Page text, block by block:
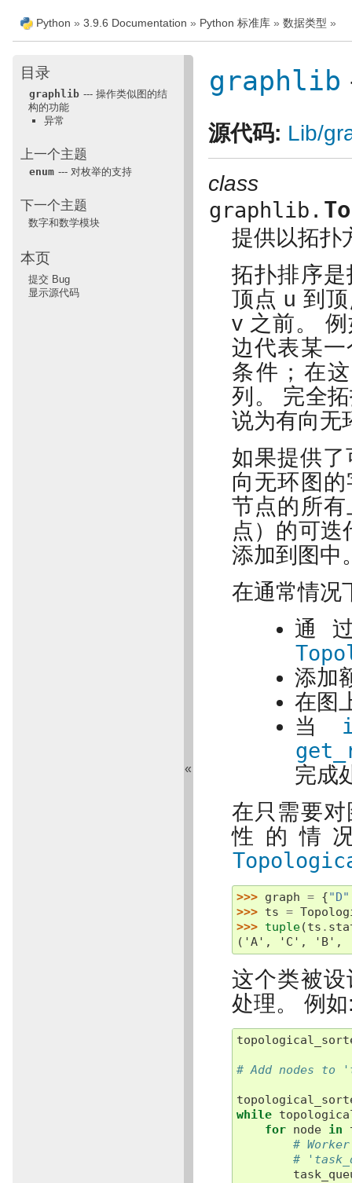
Python » 3.9.6 Documentation » Python 标准库 » 数据类型 »
graphlib
源代码: Lib/
class
graphlib.
提供以拓扑
拓扑排序
顶点 u 到
v 之前。
边代表某
条件；在
列。 完全
说为有向无
如果提供
向无环图
节点的所
点）的可
添加到图中
在通常情况
通
添加
在图
当
完成
在只需要
性的情
>>> graph = {"D"
>>> ts =
>>> tuple(ts .
('A', 'C', 'B',
这个类被
处理。 例
# Add nodes
while
for node in
#
#
目录
graphlib --- 操作类似图的结
构的功能
异常
上一个主题
enum --- 对枚举的支持
下一个主题
数字和数学模块
本页
提交 Bug
显示源代码
«